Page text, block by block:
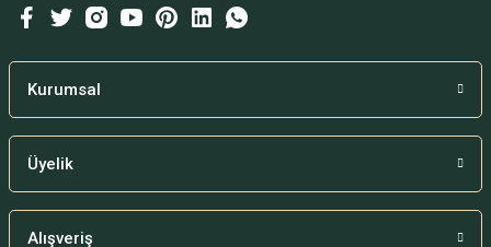
Bu ürüne benzer farklı alternatifler olmalı.
Kurumsal
Üyelik
Alışveriş